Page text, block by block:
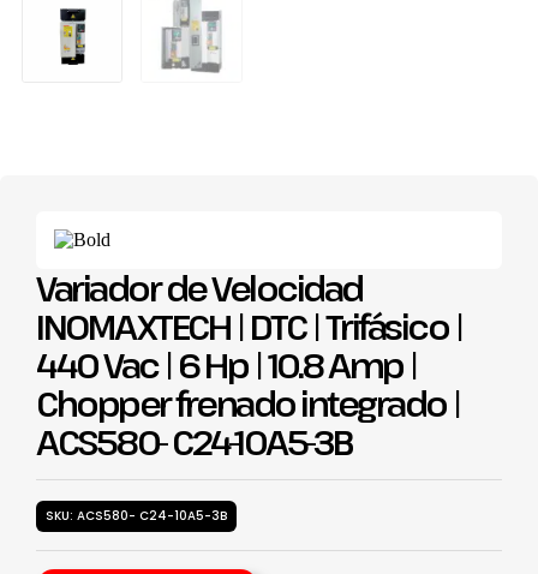
Variador de Velocidad
INOMAXTECH | DTC | Trifásico |
440 Vac | 6 Hp | 10.8 Amp |
Chopper frenado integrado |
ACS580- C24-10A5-3B
SKU: ACS580- C24-10A5-3B